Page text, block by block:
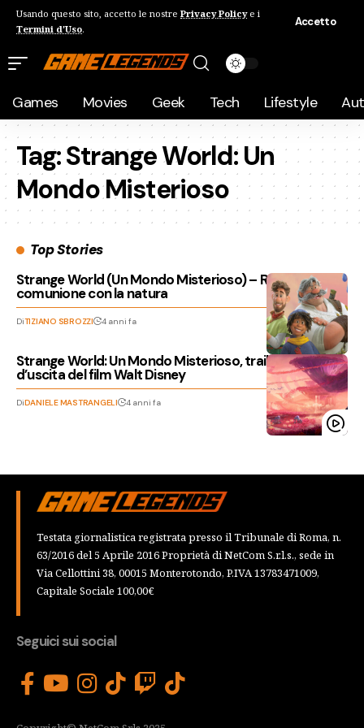
Usando questo sito, accetto le nostre Privacy Policye i
Termini d'Uso.
Accetto
Games Movies Geek Tech Lifestyle
Tag:Strange World: Un
Mondo Misterioso
Top Stories
Strange World (Un Mondo Misterioso) – Recensione, in
comunione con la natura
DiTIZIANO SBROZZI 4 anni fa
Strange World: Un Mondo Misterioso, trailer e data
d’uscita del film Walt Disney
DiDANIELE MASTRANGELI 4 anni fa
Testata giornalistica registrata presso il Tribunale di Roma, n.
63/2016 del 5 Aprile 2016 Proprietà di NetCom S.r.l.s., sede in
Via Cellottini 38, 00015 Monterotondo, P.IVA 13783471009,
Capitale Sociale 100,00€
Seguici sui social